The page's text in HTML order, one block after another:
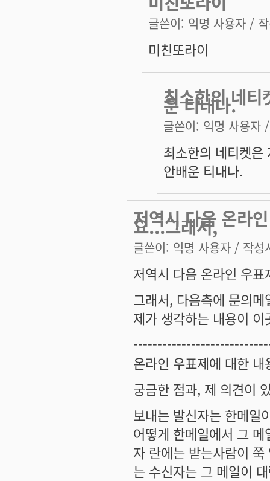
글쓴이: 익명 사용자 /
미친또라이
최소한의 네티
운 티내나.
글쓴이: 익명 사용자
최소한의 네티켓은
안배운 티내나.
저역시 다음 온라
요...그래서,
글쓴이: 익명 사용자 / 작성
저역시 다음 온라인 우
그래서, 다음측에 문의
제가 생각하는 내용이
온라인 우표제에 대한
궁금한 점과, 제 의견이
보내는 발신자는 한메일
어떻게 한메일에서 그
자 란에는 받는사람이
는 수신자는 그 메일이